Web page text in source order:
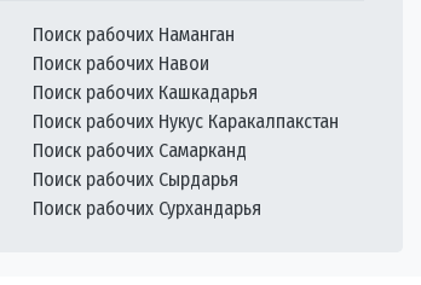
Поиск рабочих Наманган
Поиск рабочих Навои
Поиск рабочих Кашкадарья
Поиск рабочих Нукус Каракалпакстан
Поиск рабочих Самарканд
Поиск рабочих Сырдарья
Поиск рабочих Сурхандарья